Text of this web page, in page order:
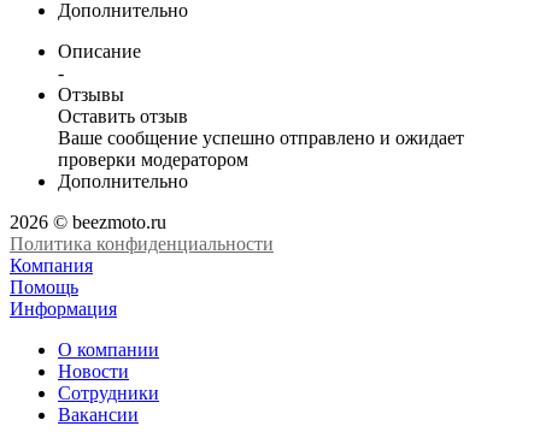
Дополнительно
Описание
-
Отзывы
Оставить отзыв
Ваше сообщение успешно отправлено и ожидает
проверки модератором
Дополнительно
2026 © beezmoto.ru
Политика конфиденциальности
Компания
Помощь
Информация
О компании
Новости
Сотрудники
Вакансии